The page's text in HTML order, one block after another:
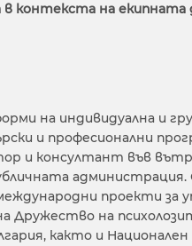
контекста на екипната
на индивидуална и
и професионални
и консултант във
проекти за
Дружество на
както и